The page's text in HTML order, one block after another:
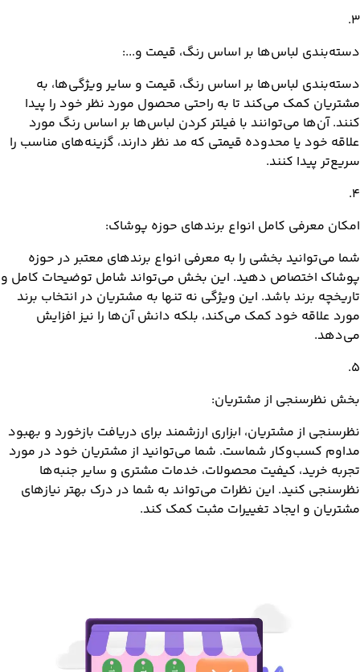
3
.
دسته‌بندی لباس‌ها بر اساس رنگ، قیمت و...:
دسته‌بندی لباس‌ها بر اساس رنگ، قیمت و سایر ویژگی‌ها، به
مشتریان کمک می‌کند تا به راحتی محصول مورد نظر خود را پیدا
کنند. آن‌ها می‌توانند با فیلتر کردن لباس‌ها بر اساس رنگ مورد
علاقه خود یا محدوده قیمتی که مد نظر دارند، گزینه‌های مناسب را
سریع‌تر پیدا کنند.
4
.
امکان معرفی کامل انواع برندهای حوزه پوشاک:
شما می‌توانید بخشی را به معرفی انواع برندهای معتبر در حوزه
پوشاک اختصاص دهید. این بخش می‌تواند شامل توضیحات کامل و
تاریخچه برند باشد. این ویژگی نه تنها به مشتریان در انتخاب برند
مورد علاقه خود کمک می‌کند، بلکه دانش آن‌ها را نیز افزایش
می‌دهد.
5
.
بخش نظرسنجی از مشتریان:
نظرسنجی از مشتریان، ابزاری ارزشمند برای دریافت بازخورد و بهبود
مداوم کسب‌وکار شماست. شما می‌توانید از مشتریان خود در مورد
تجربه خرید، کیفیت محصولات، خدمات مشتری و سایر جنبه‌ها
نظرسنجی کنید. این نظرات می‌تواند به شما در درک بهتر نیازهای
مشتریان و ایجاد تغییرات مثبت کمک کند.